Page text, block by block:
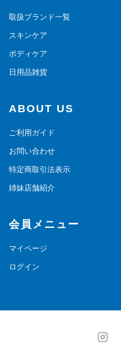
取扱ブランド一覧
スキンケア
ボディケア
日用品雑貨
ABOUT US
ご利用ガイド
お問い合わせ
特定商取引法表示
姉妹店舗紹介
会員メニュー
マイページ
ログイン